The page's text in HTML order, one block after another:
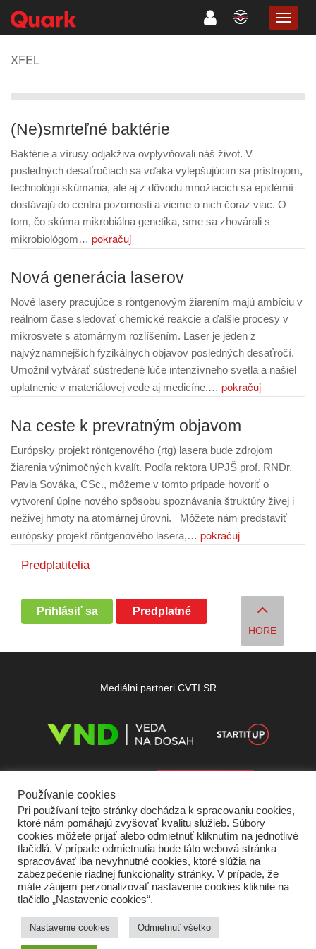
XFEL
(Ne)smrteľné baktérie
Baktérie a vírusy odjakživa ovplyvňovali náš život. V
posledných desaťročiach sa vďaka vylepšujúcim sa prístrojom,
technológii skúmania, ale aj z dôvodu množiacich sa epidémií
dostávajú do centra pozornosti a vieme o nich čoraz viac. O
tom, čo skúma mikrobiálna genetika, sme sa zhovárali s
mikrobiológom… pokračuj
Nová generácia laserov
Nové lasery pracujúce s röntgenovým žiarením majú ambíciu v
reálnom čase sledovať chemické reakcie a ďalšie procesy v
mikrosvete s atomárnym rozlíšením. Laser je jeden z
najvýznamnejších fyzikálnych objavov posledných desaťročí.
Umožnil vytvárať sústredené lúče intenzívneho svetla a našiel
uplatnenie v materiálovej vede aj medicíne.… pokračuj
Na ceste k prevratným objavom
Európsky projekt röntgenového (rtg) lasera bude zdrojom
žiarenia výnimočných kvalít. Podľa rektora UPJŠ prof. RNDr.
Pavla Sováka, CSc., môžeme v tomto prípade hovoriť o
vytvorení úplne nového spôsobu spoznávania štruktúry živej i
neživej hmoty na atomárnej úrovni. Môžete nám predstaviť
európsky projekt röntgenového lasera,… pokračuj
Predplatitelia
Prihlásiť sa Predplatné
HORE
Mediálni partneri CVTI SR
Domov O nás Kontakt Vydavateľ
Podmienky používania
Ochrana súkromia Štatút súťaží
Partneri
RSS Sitemap
Používanie cookies
Pri používaní tejto stránky dochádza k spracovaniu cookies,
ktoré nám pomáhajú zvyšovať kvalitu služieb. Súbory
cookies môžete prijať alebo odmietnuť kliknutím na jednotlivé
tlačidlá. V prípade odmietnutia bude táto webová stránka
spracovávať iba nevyhnutné cookies, ktoré slúžia na
zabezpečenie riadnej funkcionality stránky. V prípade, že
máte záujem perzonalizovať nastavenie cookies kliknite na
tlačidlo „Nastavenie cookies“.
Nastavenie cookies Odmietnuť všetko